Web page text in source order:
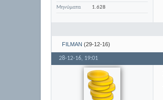
Μηνύματα
1.628
FILMAN (29-12-16)
28-12-16, 19:01